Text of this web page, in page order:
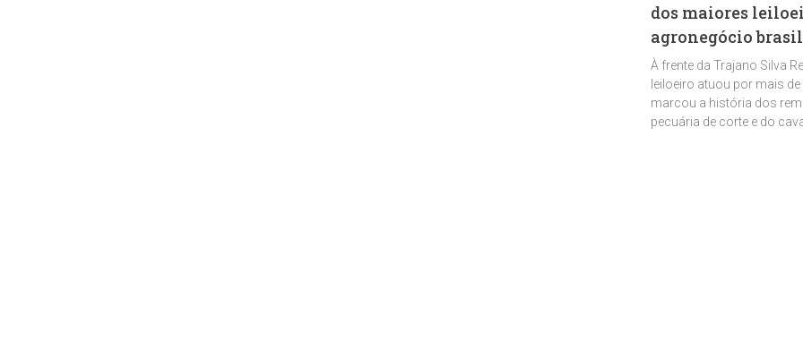
dos maiores
agronegócio
À frente da Trajano Silva
leiloeiro atuou por mais
marcou a história dos
pecuária de corte e do